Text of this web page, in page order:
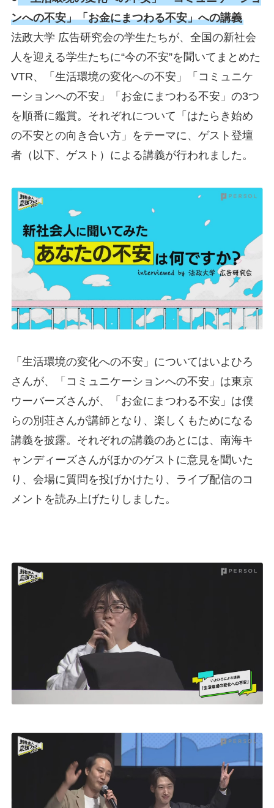
ンへの不安」「お金にまつわる不安」への講義
法政大学 広告研究会の学生たちが、全国の新社会
人を迎える学生たちに“今の不安”を聞いてまとめた
VTR、「生活環境の変化への不安」「コミュニケ
ーションへの不安」「お金にまつわる不安」の3つ
を順番に鑑賞。それぞれについて「はたらき始め
の不安との向き合い方」をテーマに、ゲスト登壇
者（以下、ゲスト）による講義が行われました。
「生活環境の変化への不安」についてはいよひろ
さんが、「コミュニケーションへの不安」は東京
ウーバーズさんが、「お金にまつわる不安」は僕
らの別荘さんが講師となり、楽しくもためになる
講義を披露。それぞれの講義のあとには、南海キ
ャンディーズさんがほかのゲストに意見を聞いた
り、会場に質問を投げかけたり、ライブ配信のコ
メントを読み上げたりしました。